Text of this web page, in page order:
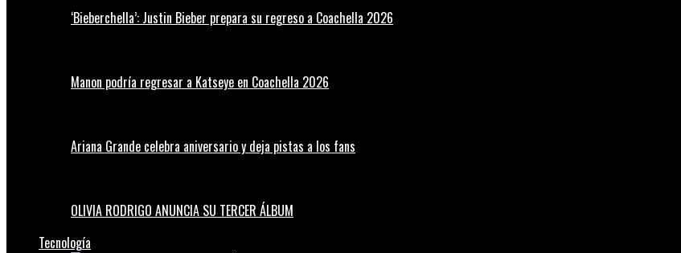
‘Bieberchella’: Justin Bieber prepara su regreso a Coachella 2026
Manon podría regresar a Katseye en Coachella 2026
Ariana Grande celebra aniversario y deja pistas a los fans
OLIVIA RODRIGO ANUNCIA SU TERCER ÁLBUM
Tecnología